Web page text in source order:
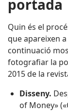
portada
Quin és el
que apareixen
continuació
fotografiar la
2015 de la
Disseny.
of Money»